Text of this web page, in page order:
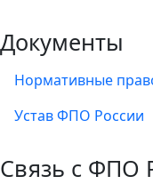
Документы
Нормативные
Устав ФПО России
Связь с ФПО